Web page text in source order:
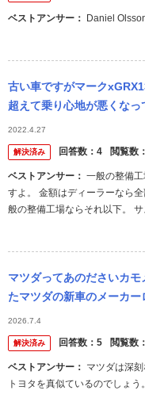
ベストアンサー：
Daniel
古い車ですがマーク
超えて乗り心地が悪くな
ョンASSYを交換するなら
無...
2022.4.27
解決済み 回答数： 4 閲覧数：
ベストアンサー：
すよ。 金額はディーラーなら
般の整備工場ならそれ以下。
マツダってあのださいカ
たマツダの新車のメーカ
も自体も大きさまで最近の
た。 へんなレク...
2026.7.4
解決済み 回答数： 5 閲覧数：
ベストアンサー：
トヨタを真似ているのでしょ